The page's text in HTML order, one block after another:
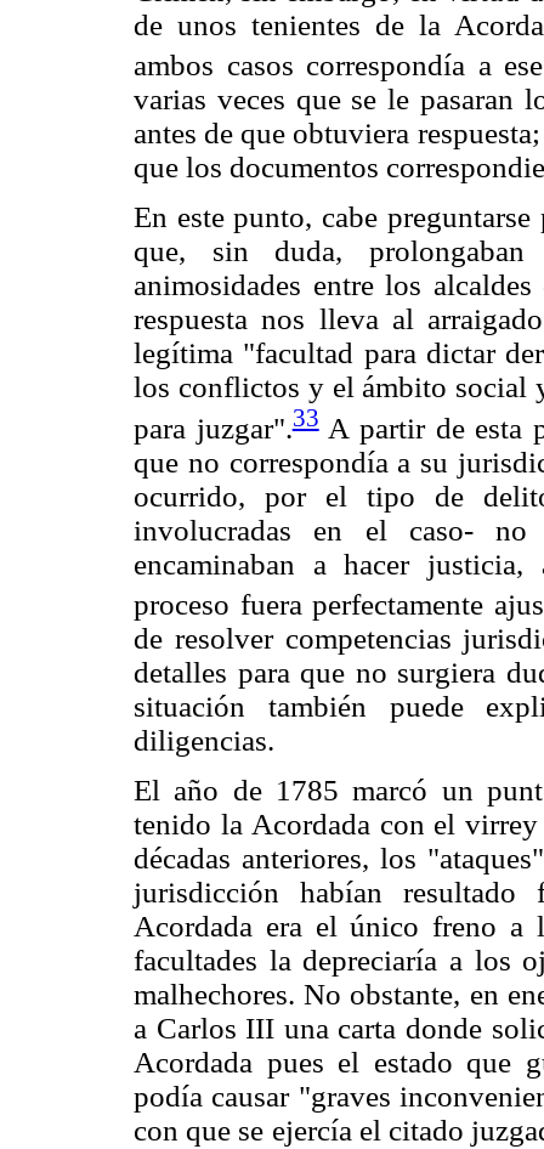
de unos tenientes de la
ambos casos correspondía a
varias veces que se le pasaran
antes de que obtuviera
que los documentos
En este punto, cabe
que, sin duda,
animosidades entre los
respuesta nos lleva al
legítima "facultad para dictar
los conflictos y el ámbito social
para juzgar".33A partir de esta
que no correspondía a su
ocurrido, por el tipo de
involucradas en el caso- no
encaminaban a hacer
proceso fuera perfectamente
de resolver competencias
detalles para que no surgiera
situación también puede
diligencias.
El año de 1785 marcó un
tenido la Acordada con el
décadas anteriores, los
jurisdicción habían
Acordada era el único freno a
facultades la depreciaría a los
malhechores. No obstante, en
a Carlos III una carta donde
Acordada pues el estado que
podía causar "graves
con que se ejercía el citado